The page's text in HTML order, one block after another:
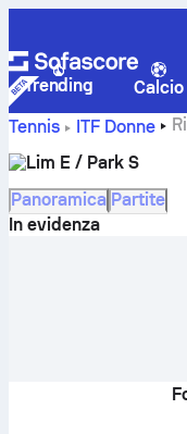
Trending Calcio
Tennis
ITF Donne
Lim E / Park S
Panoramica Partite
In evidenza